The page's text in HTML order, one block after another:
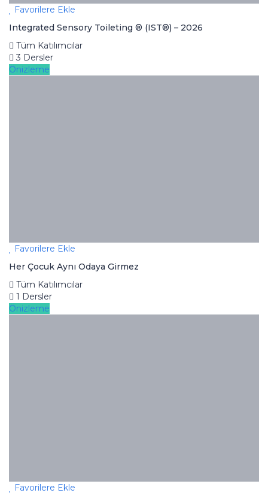
Favorilere Ekle
Integrated Sensory Toileting ® (IST®) – 2026
Tüm Katılımcılar
3 Dersler
Önizleme
Favorilere Ekle
Her Çocuk Aynı Odaya Girmez
Tüm Katılımcılar
1 Dersler
Önizleme
Favorilere Ekle